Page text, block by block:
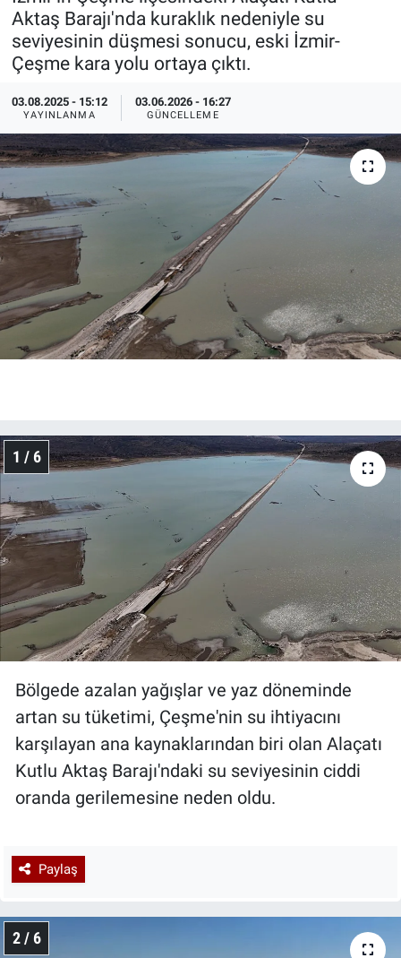
Aktaş Barajı'nda kuraklık nedeniyle su
seviyesinin düşmesi sonucu, eski İzmir-
Çeşme kara yolu ortaya çıktı.
03.08.2025 - 15:12
YAYINLANMA
03.06.2026 - 16:27
GÜNCELLEME
1 / 6
Bölgede azalan yağışlar ve yaz döneminde
artan su tüketimi, Çeşme'nin su ihtiyacını
karşılayan ana kaynaklarından biri olan Alaçatı
Kutlu Aktaş Barajı'ndaki su seviyesinin ciddi
oranda gerilemesine neden oldu.
Paylaş
2 / 6
Özel Haberler
Dünya
Özel Haberler
Kadın
Erişim Bilgileri
Sağlık
Teknoloji
Ramazan
Haber Arşivi